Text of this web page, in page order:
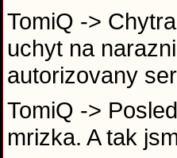
TomiQ ->
uchyt na
autorizovany
TomiQ ->
mrizka. A tak